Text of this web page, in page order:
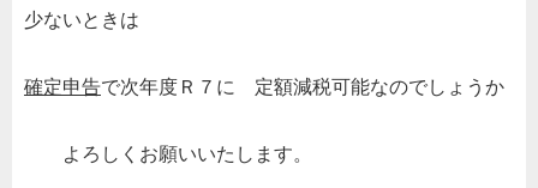
少ないときは
確定申告で次年度Ｒ７に 定額減税可能なのでしょうか
よろしくお願いいたします。